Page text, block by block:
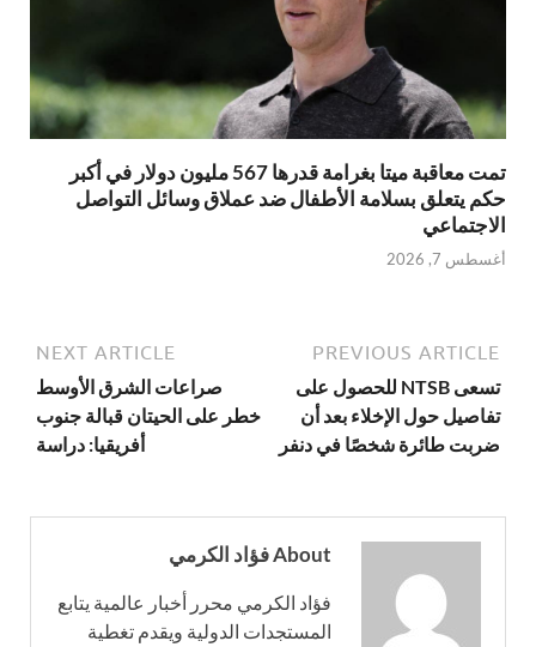
تمت معاقبة ميتا بغرامة قدرها 567 مليون دولار في أكبر
حكم يتعلق بسلامة الأطفال ضد عملاق وسائل التواصل
الاجتماعي
أغسطس 7, 2026
PREVIOUS ARTICLE
تسعى NTSB للحصول على
تفاصيل حول الإخلاء بعد أن
ضربت طائرة شخصًا في دنفر
NEXT ARTICLE
صراعات الشرق الأوسط
خطر على الحيتان قبالة جنوب
أفريقيا: دراسة
About فؤاد الكرمي
فؤاد الكرمي محرر أخبار عالمية يتابع
المستجدات الدولية ويقدم تغطية